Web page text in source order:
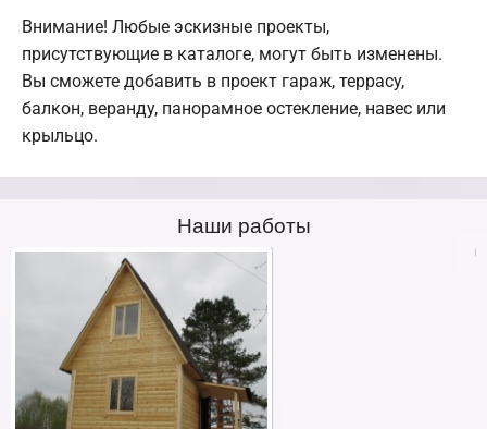
Внимание! Любые эскизные проекты,
присутствующие в каталоге, могут быть изменены.
Вы сможете добавить в проект гараж, террасу,
балкон, веранду, панорамное остекление, навес или
крыльцо.
Наши работы